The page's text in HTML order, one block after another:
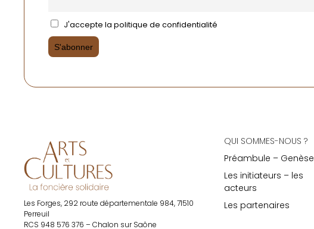
J'accepte la politique de confidentialité
La Foncière Solidaire – Arts et Cultures
Les Forges, 292 route départementale 984, 71510
Perreuil
RCS 948 576 376 – Chalon sur Saône
QUI SOMMES-NOUS ?
Préambule – Genèse
Les initiateurs – les
acteurs
Les partenaires